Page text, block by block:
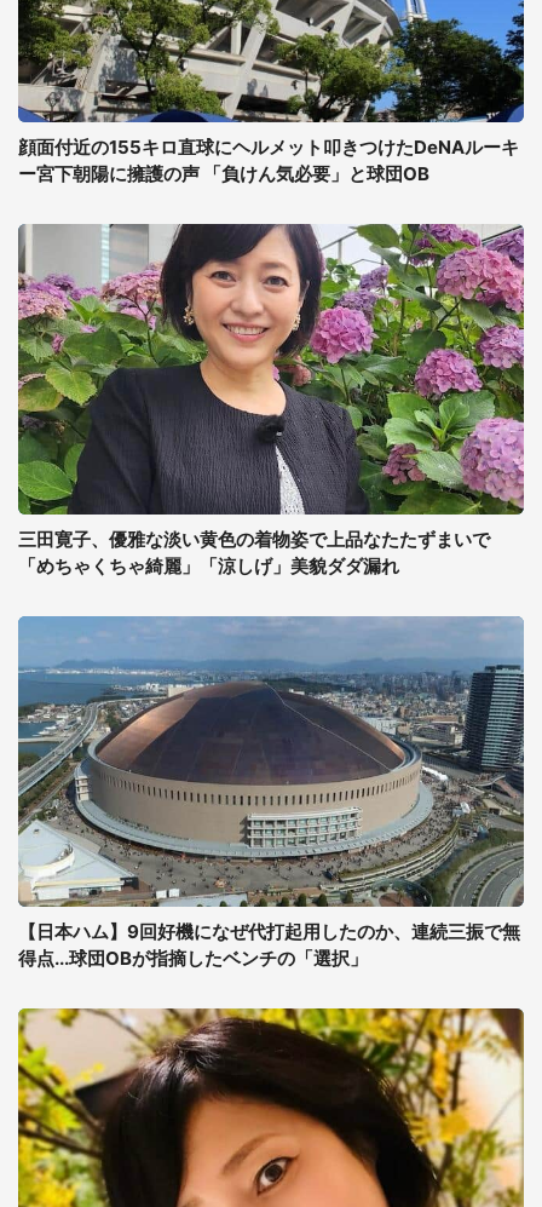
顔面付近の155キロ直球にヘルメット叩きつけたDeNAルーキ
ー宮下朝陽に擁護の声 「負けん気必要」と球団OB
三田寛子、優雅な淡い黄色の着物姿で上品なたたずまいで
「めちゃくちゃ綺麗」「涼しげ」美貌ダダ漏れ
【日本ハム】9回好機になぜ代打起用したのか、連続三振で無
得点...球団OBが指摘したベンチの「選択」